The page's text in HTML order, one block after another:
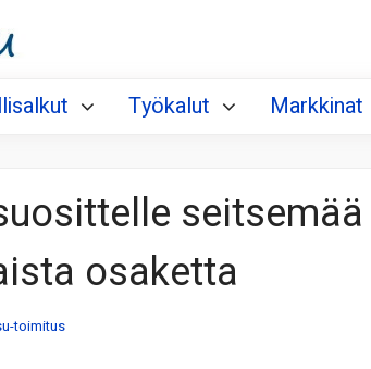
Työkalut Markkinat
osaketta
toimitus